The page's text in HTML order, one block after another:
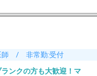
ンクの方も大歓迎！マ